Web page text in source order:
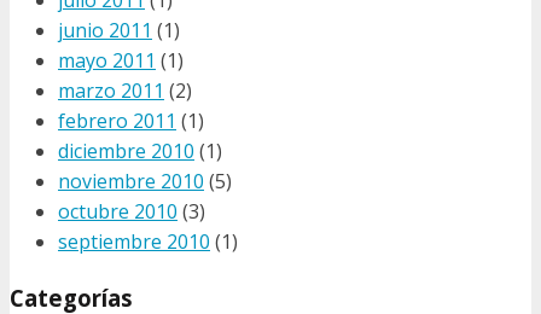
junio 2011 (1)
mayo 2011 (1)
marzo 2011 (2)
febrero 2011 (1)
diciembre 2010 (1)
noviembre 2010 (5)
octubre 2010 (3)
septiembre 2010 (1)
Categorías